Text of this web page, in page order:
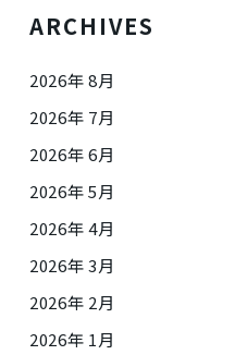
ARCHIVES
2026年 8月
2026年 7月
2026年 6月
2026年 5月
2026年 4月
2026年 3月
2026年 2月
2026年 1月